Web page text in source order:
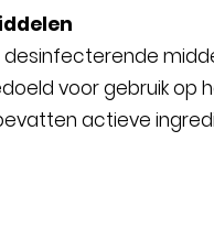
desinfecterende
voor gebruik
actieve